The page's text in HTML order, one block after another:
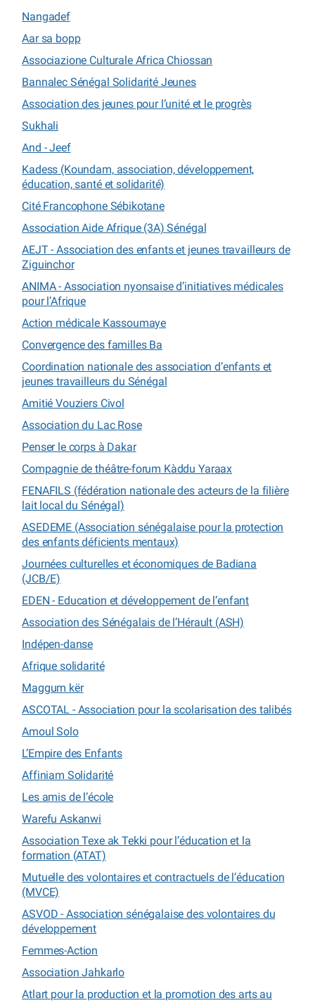
Nangadef
Aar sa bopp
Associazione Culturale Africa Chiossan
Bannalec Sénégal Solidarité Jeunes
Association des jeunes pour l’unité et le progrès
Sukhali
And - Jeef
Kadess (Koundam, association, développement,
éducation, santé et solidarité)
Cité Francophone Sébikotane
Association Aide Afrique (3A) Sénégal
AEJT - Association des enfants et jeunes travailleurs de
Ziguinchor
ANIMA - Association nyonsaise d’initiatives médicales
pour l’Afrique
Action médicale Kassoumaye
Convergence des familles Ba
Coordination nationale des association d’enfants et
jeunes travailleurs du Sénégal
Amitié Vouziers Civol
Association du Lac Rose
Penser le corps à Dakar
Compagnie de théâtre-forum Kàddu Yaraax
FENAFILS (fédération nationale des acteurs de la filière
lait local du Sénégal)
ASEDEME (Association sénégalaise pour la protection
des enfants déficients mentaux)
Journées culturelles et économiques de Badiana
(JCB/E)
EDEN - Education et développement de l’enfant
Association des Sénégalais de l’Hérault (ASH)
Indépen-danse
Afrique solidarité
Maggum kër
ASCOTAL - Association pour la scolarisation des talibés
Amoul Solo
L’Empire des Enfants
Affiniam Solidarité
Les amis de l’école
Warefu Askanwi
Association Texe ak Tekki pour l’éducation et la
formation (ATAT)
Mutuelle des volontaires et contractuels de l’éducation
(MVCE)
ASVOD - Association sénégalaise des volontaires du
développement
Femmes-Action
Association Jahkarlo
Atlart pour la production et la promotion des arts au